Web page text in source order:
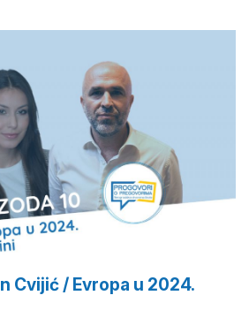
Cvijić / Evropa u 2024.